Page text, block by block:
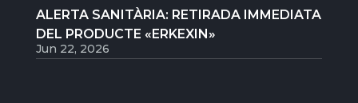
ALERTA SANITÀRIA: RETIRADA IMMEDIATA
DEL PRODUCTE «ERKEXIN»
Jun 22, 2026